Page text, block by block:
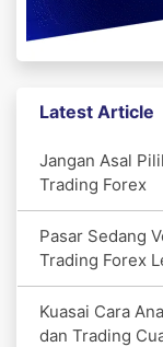
Latest Article
Jangan Asal
Trading Forex
Pasar Sedang
Trading Forex
Kuasai Cara
dan Trading